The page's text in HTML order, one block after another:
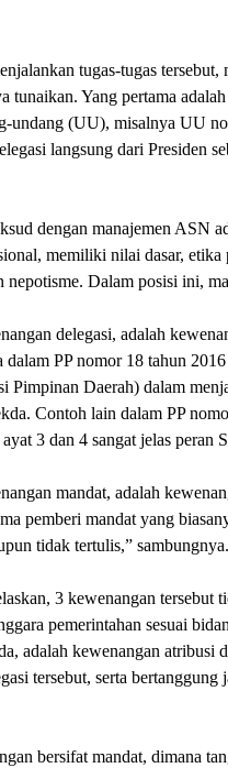
tugas-tugas
tunaikan. Yang pertama
undang (UU), misalnya UU
langsung dari Presiden
dengan manajemen ASN
memiliki nilai dasar,
Dalam posisi ini,
delegasi, adalah
PP nomor 18 tahun
Pimpinan Daerah) dalam
Contoh lain dalam PP
3 dan 4 sangat jelas peran
mandat, adalah
pemberi mandat yang
tidak tertulis,” sambungnya.
3 kewenangan tersebut
pemerintahan sesuai
adalah kewenangan atribusi
tersebut, serta
bersifat mandat, dimana